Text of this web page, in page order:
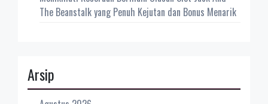
The Beanstalk yang Penuh Kejutan dan Bonus Menarik
Arsip